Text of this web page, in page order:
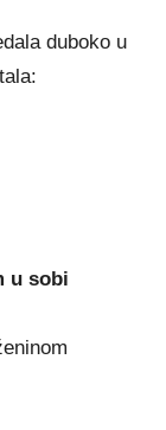
duboko u
u sobi